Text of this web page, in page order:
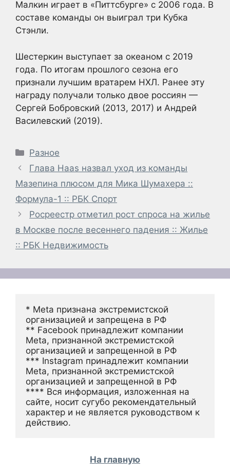
Малкин играет в «Питтсбурге» с 2006 года. В
составе команды он выиграл три Кубка
Стэнли.
Шестеркин выступает за океаном с 2019
года. По итогам прошлого сезона его
признали лучшим вратарем НХЛ. Ранее эту
награду получали только двое россиян —
Сергей Бобровский (2013, 2017) и Андрей
Василевский (2019).
Рубрики
Разное
Глава Haas назвал уход из команды
Мазепина плюсом для Мика Шумахера ::
Формула-1 :: РБК Спорт
Росреестр отметил рост спроса на жилье
в Москве после весеннего падения :: Жилье
:: РБК Недвижимость
* Meta признана экстремистской
организацией и запрещена в РФ
** Facebook принадлежит компании
Meta, признанной экстремистской
организацией и запрещенной в РФ
*** Instagram принадлежит компании
Meta, признанной экстремистской
организацией и запрещенной в РФ
**** Вся информация, изложенная на
сайте, носит сугубо рекомендательный
характер и не является руководством к
действию.
На главную